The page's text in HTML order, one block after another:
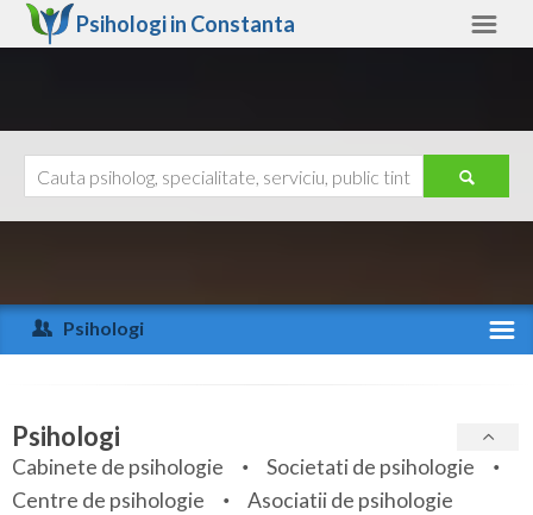
Psihologi in Constanta
Arad
Arges
Bihor
Bistrita-Nasaud
Ajutor
Psihologi
Specialitati
Servicii
Psihologi
Cabinete de psihologie
Societati de psihologie
Centre de psihologie
Asociatii de psihologie